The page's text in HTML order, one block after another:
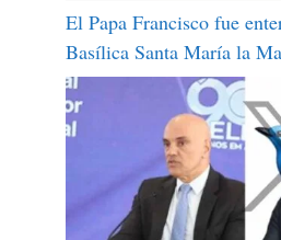
El Papa Francisco fue
Basílica Santa María la